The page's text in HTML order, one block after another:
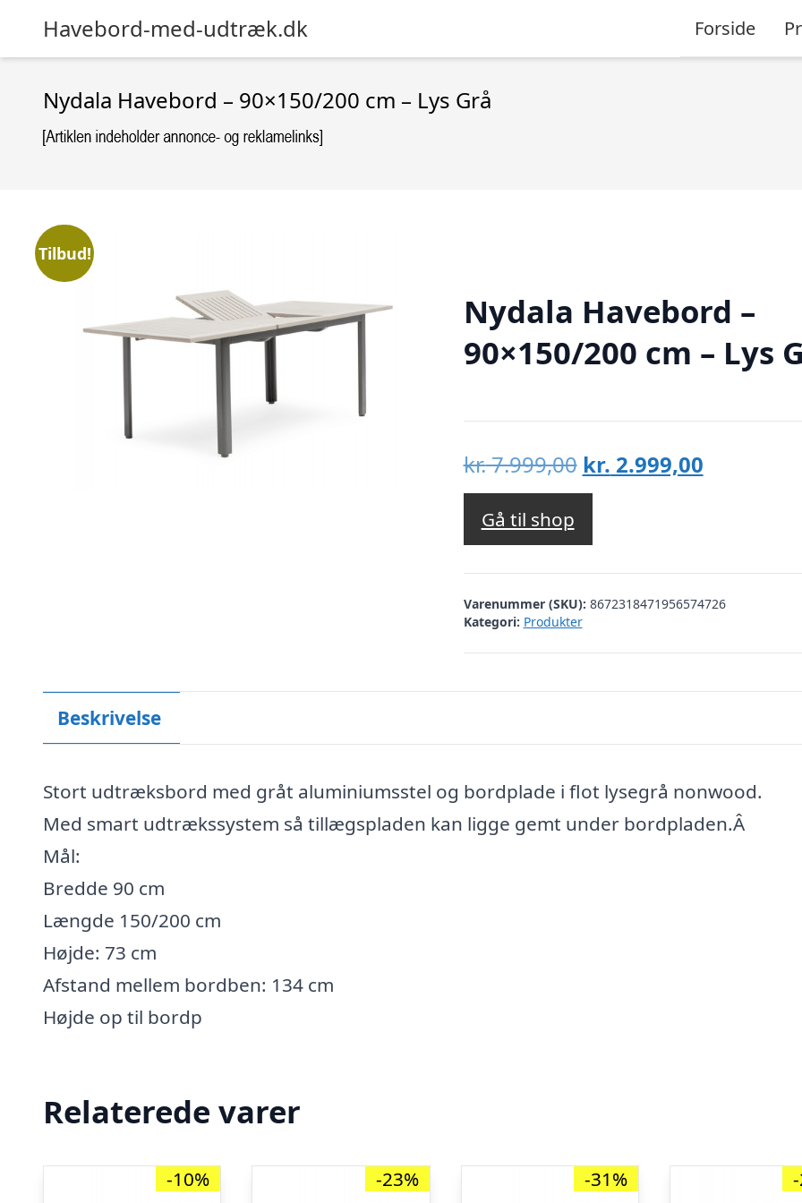
Havebord-med-udtræk.dk Forside
Nydala Havebord – 90×150/200 cm – Lys Grå
Tilbud!
Nydala Havebord –
90×150/200 cm – Lys
kr.7.999,00 Den
oprindelige
var:
kr. 7.999,00.
kr. 2.999,00Den
kr.
Gå til shop
Varenummer (SKU): 8672318471956574726
Kategori: Produkter
Beskrivelse
Stort udtræksbord med gråt aluminiumsstel og bordplade i flot lysegrå nonwood.
Med smart udtrækssystem så tillægspladen kan ligge gemt under bordpladen.Â
Mål:
Bredde 90 cm
Længde 150/200 cm
Højde: 73 cm
Afstand mellem bordben: 134 cm
Højde op til bordp
Relaterede varer
-10% -23% -31%